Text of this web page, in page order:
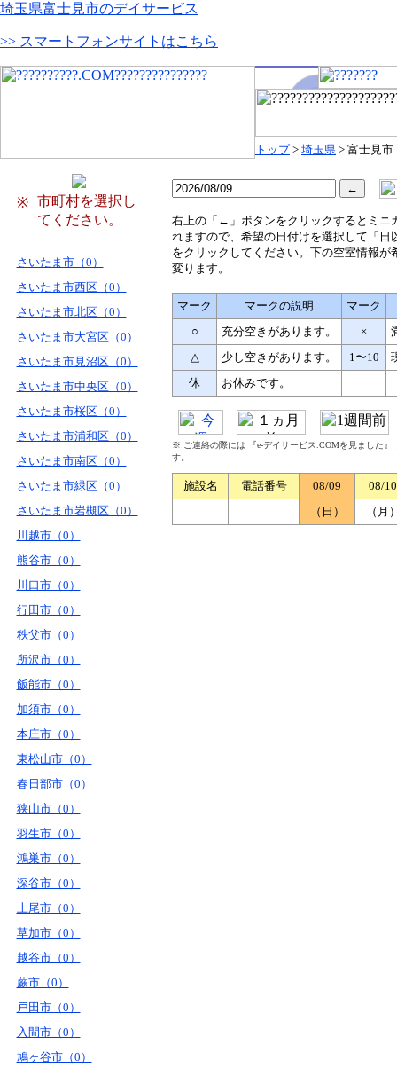
埼玉県富士見市のデイサービス
>> スマートフォンサイトはこちら
トップ> 埼玉県 > 富士見市
※
市町村を選択し
てください。
さいたま市（0）
さいたま市西区（0）
さいたま市北区（0）
さいたま市大宮区（0）
さいたま市見沼区（0）
さいたま市中央区（0）
さいたま市桜区（0）
さいたま市浦和区（0）
さいたま市南区（0）
さいたま市緑区（0）
さいたま市岩槻区（0）
川越市（0）
熊谷市（0）
川口市（0）
行田市（0）
秩父市（0）
所沢市（0）
飯能市（0）
加須市（0）
本庄市（0）
東松山市（0）
春日部市（0）
狭山市（0）
羽生市（0）
鴻巣市（0）
深谷市（0）
上尾市（0）
草加市（0）
越谷市（0）
蕨市（0）
戸田市（0）
入間市（0）
鳩ヶ谷市（0）
右上の「←」ボタンをクリックするとミニ
れますので、希望の日付けを選択して「日
をクリックしてください。下の空室情報が
変ります。
マーク マークの説明
マーク
○
充分空きがあります。 ×
△
少し空きがあります。 1〜10
休
お休みです。
※ ご連絡の際には 『e-デイサービス.COMを見ました
す。
施設名 電話番号 08/09
08/10
（日）
（月